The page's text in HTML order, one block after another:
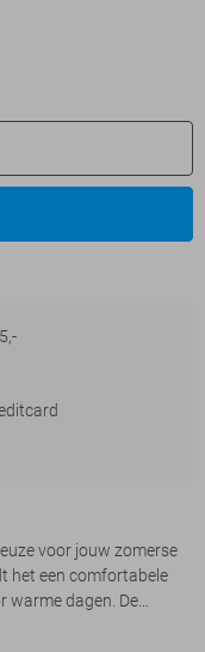
voor jouw zomerse
het een comfortabele
warme dagen. De
en moderne uitstraling,